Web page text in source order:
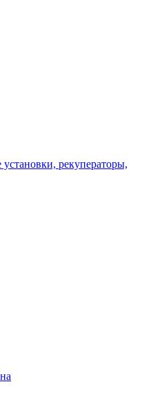
рекуператоры,